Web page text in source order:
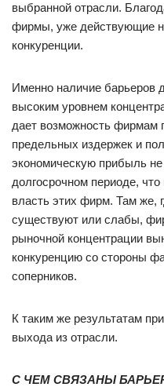
выбранной отрасли.
фирмы, уже действующие
конкуренции.
Именно наличие барьеров
высоким уровнем
дает возможность
предельных издержек и
экономическую прибыль не
долгосрочном периоде,
власть этих фирм. Там же,
существуют или слабы,
рыночной концентрации
конкуренцию со стороны
соперников.
К таким же результатам
выхода из отрасли.
С ЧЕМ СВЯЗАНЫ